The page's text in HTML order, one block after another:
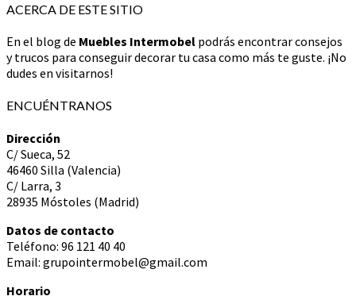
ACERCA DE ESTE SITIO
En el blog de Muebles Intermobel podrás encontrar consejos
y trucos para conseguir decorar tu casa como más te guste. ¡No
dudes en visitarnos!
ENCUÉNTRANOS
Dirección
C/ Sueca, 52
46460 Silla (Valencia)
C/ Larra, 3
28935 Móstoles (Madrid)
Datos de contacto
Teléfono: 96 121 40 40
Email: grupointermobel@gmail.com
Horario